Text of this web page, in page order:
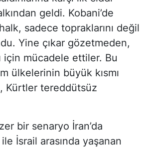
geldi. Kobani’de
sadece topraklarını değil
Yine çıkar gözetmeden,
için mücadele ettiler. Bu
ülkelerinin büyük kısmı
Kürtler tereddütsüz
bir senaryo İran’da
İsrail arasında yaşanan